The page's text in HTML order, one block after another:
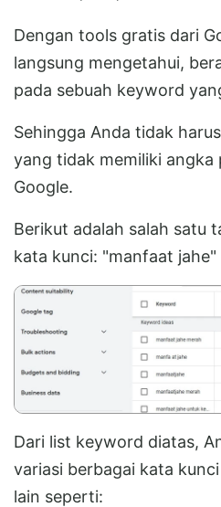
Dengan tools gratis dari
langsung mengetahui,
pada sebuah keyword
Sehingga Anda tidak
yang tidak memiliki angka
Google.
Berikut adalah salah satu
kata kunci: "manfaat jahe"
Dari list keyword diatas,
variasi berbagai kata
lain seperti: